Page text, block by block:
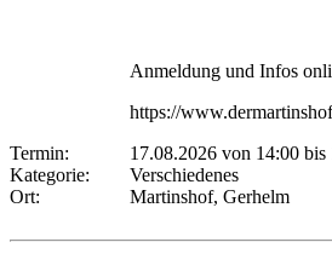
Anmeldung und Infos
https://
Termin:
17.08.2026 von 14:00 bis
Kategorie:
Verschiedenes
Ort:
Martinshof, Gerhelm